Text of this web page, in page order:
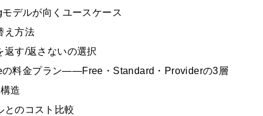
デルが向くユースケース
え方法
返す/返さないの選択
の料金プラン——Free・Standard・Providerの3層
造
とのコスト比較